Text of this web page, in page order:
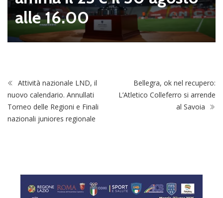
alle 16.00
Attività nazionale LND, il
nuovo calendario. Annullati
Torneo delle Regioni e Finali
nazionali juniores regionale
Bellegra, ok nel recupero:
L’Atletico Colleferro si arrende
al Savoia